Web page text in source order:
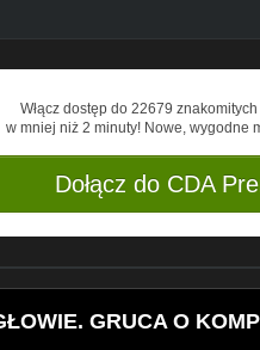
konferencje, relacje na żywo,
politycznej. Od Platformy
antenie regularnie goszczą tacy
Antoni Macierewicz, Krzysztof
Włącz dostęp do 22679
w mniej niż 2 minuty! Nowe, wygodne
Dołącz do CDA
GRUCA O